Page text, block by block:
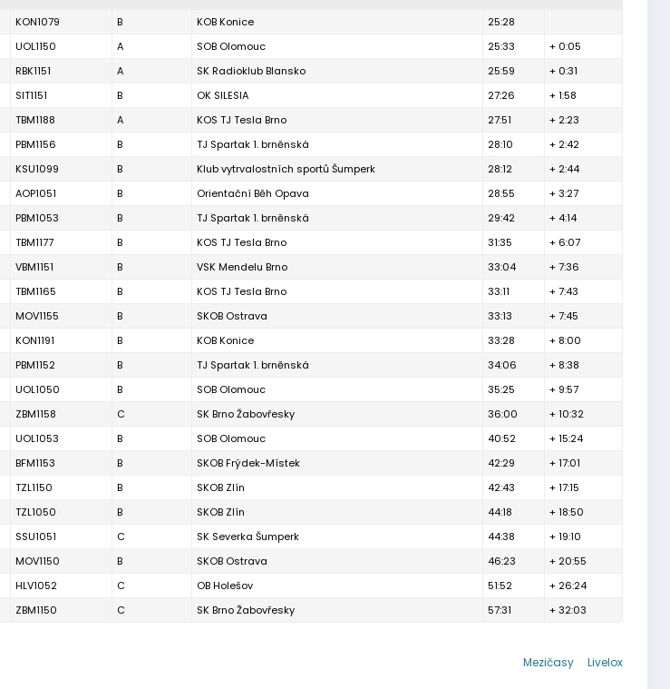
KON1079 B KOB Konice
25:28
UOL1150 A SOB Olomouc 25:33
+ 0:05
RBK1151 A SK Radioklub Blansko 25:59
+ 0:31
SIT1151 B OK SILESIA 27:26
+ 1:58
TBM1188 A KOS TJ Tesla Brno 27:51
+ 2:23
PBM1156 B TJ Spartak 1. brněnská 28:10
+ 2:42
KSU1099 B Klub vytrvalostních sportů Šumperk 28:12
+ 2:44
AOP1051 B Orientační Běh Opava 28:55
+ 3:27
PBM1053 B TJ Spartak 1. brněnská 29:42
+ 4:14
TBM1177 B KOS TJ Tesla Brno 31:35
+ 6:07
VBM1151 B VSK Mendelu Brno 33:04
+ 7:36
TBM1165 B KOS TJ Tesla Brno 33:11
+ 7:43
MOV1155 B SKOB Ostrava 33:13
+ 7:45
KON1191 B KOB Konice 33:28
+ 8:00
PBM1152 B TJ Spartak 1. brněnská 34:06
+ 8:38
UOL1050 B SOB Olomouc 35:25
+ 9:57
ZBM1158 C SK Brno Žabovřesky 36:00
+ 10:32
UOL1053 B SOB Olomouc 40:52
+ 15:24
BFM1153 B SKOB Frýdek-Místek 42:29
+ 17:01
TZL1150 B SKOB Zlín 42:43
+ 17:15
TZL1050 B SKOB Zlín 44:18
+ 18:50
SSU1051 C SK Severka Šumperk 44:38
+ 19:10
MOV1150 B SKOB Ostrava 46:23
+ 20:55
HLV1052 C OB Holešov 51:52
+ 26:24
ZBM1150 C SK Brno Žabovřesky 57:31 + 32:03
Livelox
Mezičasy